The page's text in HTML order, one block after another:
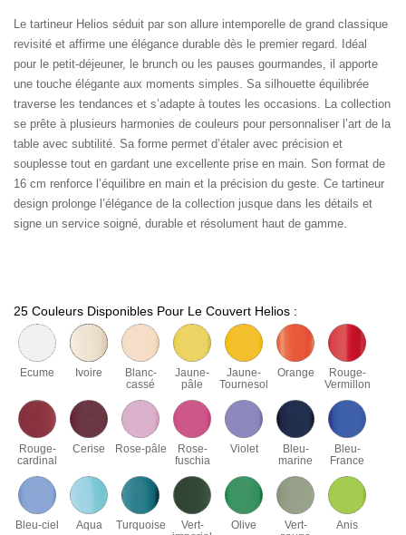
Le tartineur Helios séduit par son allure intemporelle de grand classique
revisité et affirme une élégance durable dès le premier regard. Idéal
pour le petit-déjeuner, le brunch ou les pauses gourmandes, il apporte
une touche élégante aux moments simples. Sa silhouette équilibrée
traverse les tendances et s’adapte à toutes les occasions. La collection
se prête à plusieurs harmonies de couleurs pour personnaliser l’art de la
table avec subtilité. Sa forme permet d’étaler avec précision et
souplesse tout en gardant une excellente prise en main. Son format de
16 cm renforce l’équilibre en main et la précision du geste. Ce tartineur
design prolonge l’élégance de la collection jusque dans les détails et
signe un service soigné, durable et résolument haut de gamme.
25 Couleurs Disponibles Pour Le Couvert Helios :
Ecume Ivoire
Blanc-
cassé
Jaune-
pâle
Jaune-
Tournesol
Orange
Rouge-
Vermillon
Rouge-
cardinal
Cerise Rose-pâle
Rose-
fuschia
Violet
Bleu-
marine
Bleu-
France
Bleu-ciel Aqua Turquoise
Vert-
Olive
Vert-
Anis